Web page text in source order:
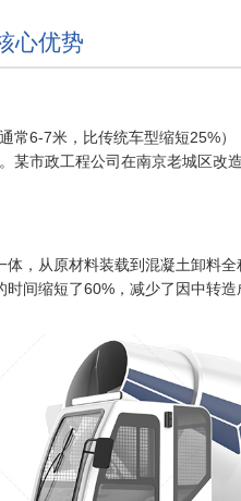
心优势
常6-7米，比传统车型缩短25%
某市政工程公司在南京老城区改
，从原材料装载到混凝土卸料
间缩短了60%，减少了因中转造